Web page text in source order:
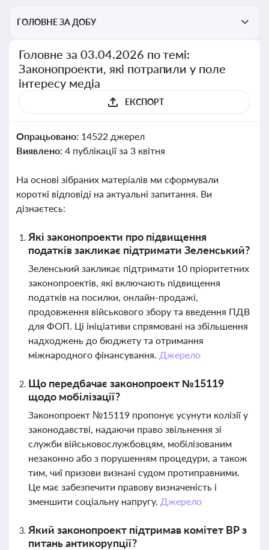
ГОЛОВНЕ ЗА ДОБУ
Головне за 03.04.2026 по темі:
Законопроекти, які потрапили у поле
інтересу медіа
ЕКСПОРТ
Опрацьовано: 14522 джерел
Виявлено: 4 публікації за 3 квітня
На основі зібраних матеріалів ми сформували
короткі відповіді на актуальні запитання. Ви
дізнаєтесь:
Які законопроекти про підвищення
податків закликає підтримати Зеленський?
Зеленський закликає підтримати 10 пріоритетних
законопроектів, які включають підвищення
податків на посилки, онлайн-продажі,
продовження військового збору та введення ПДВ
для ФОП. Ці ініціативи спрямовані на збільшення
надходжень до бюджету та отримання
міжнародного фінансування. Джерело
Що передбачає законопроект №15119
щодо мобілізації?
Законопроект №15119 пропонує усунути колізії у
законодавстві, надаючи право звільнення зі
служби військовослужбовцям, мобілізованим
незаконно або з порушенням процедури, а також
тим, чиї призови визнані судом протиправними.
Це має забезпечити правову визначеність і
зменшити соціальну напругу. Джерело
Який законопроект підтримав комітет ВР з
питань антикорупції?